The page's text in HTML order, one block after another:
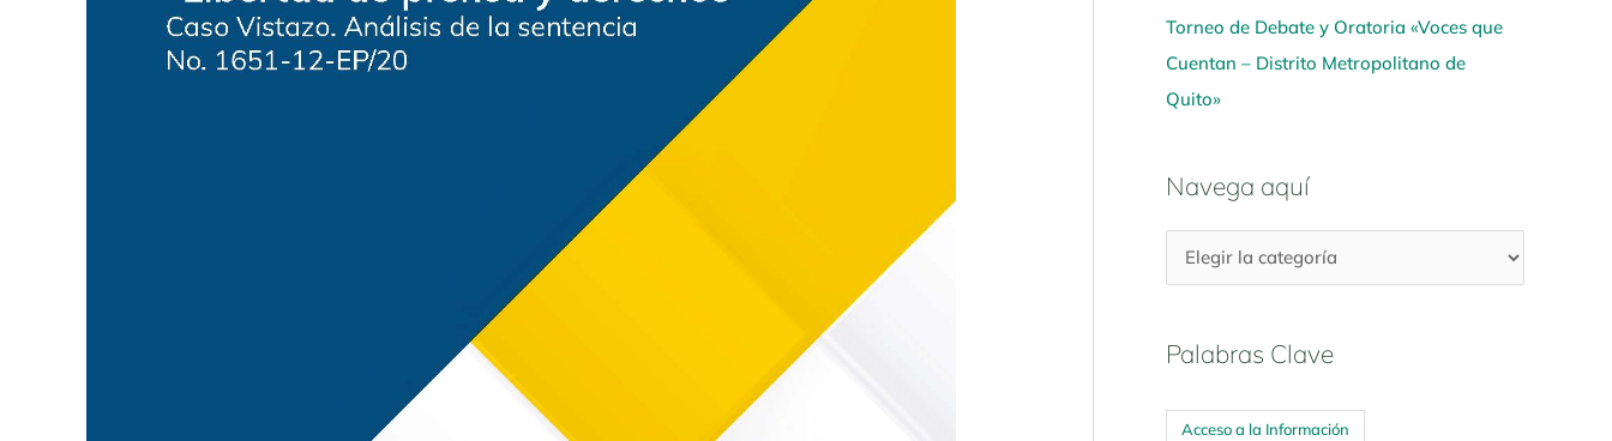
Torneo de Debate y Oratoria «Voces que
Cuentan – Distrito Metropolitano de
Quito»
Navega aquí
Palabras Clave
Acceso a la Información